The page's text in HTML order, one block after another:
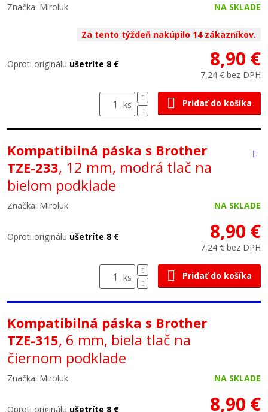
Značka: Miroluk NA SKLADE
Za tento týždeň nakúpilo 14 zákazníkov.
Oproti originálu ušetríte 8 € 8,90 €
7,24 € bez DPH
ks Pridať do košíka
Kompatibilná páska s Brother
TZE-233, 12 mm, modrá tlač na
bielom podklade
Značka: Miroluk NA SKLADE
Oproti originálu ušetríte 8 € 8,90 €
7,24 € bez DPH
ks Pridať do košíka
Kompatibilná páska s Brother
TZE-315, 6 mm, biela tlač na
čiernom podklade
Značka: Miroluk NA SKLADE
Oproti originálu ušetríte 8 € 8,90 €